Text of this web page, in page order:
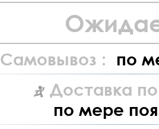
Самовывоз : по
Доставка
по мере